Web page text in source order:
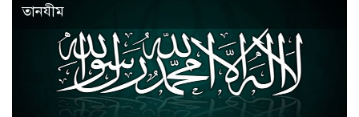
তানযীম